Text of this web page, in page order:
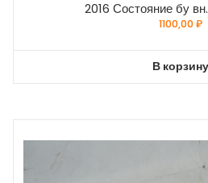
2016 Состояние бу
1100,00₽
В корзину